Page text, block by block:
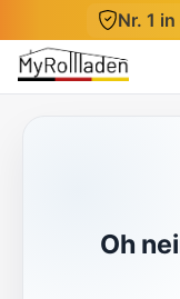
Direkt zum InhaltNr. 1
Oh